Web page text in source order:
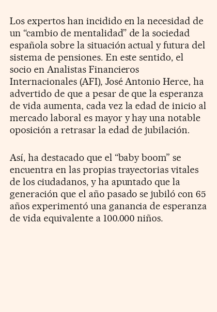
Los expertos han incidido en la necesidad de
un “cambio de mentalidad” de la sociedad
española sobre la situación actual y futura del
sistema de pensiones. En este sentido, el
socio en Analistas Financieros
Internacionales (AFI), José Antonio Herce, ha
advertido de que a pesar de que la esperanza
de vida aumenta, cada vez la edad de inicio al
mercado laboral es mayor y hay una notable
oposición a retrasar la edad de jubilación.
Así, ha destacado que el “baby boom” se
encuentra en las propias trayectorias vitales
de los ciudadanos, y ha apuntado que la
generación que el año pasado se jubiló con 65
años experimentó una ganancia de esperanza
de vida equivalente a 100.000 niños.